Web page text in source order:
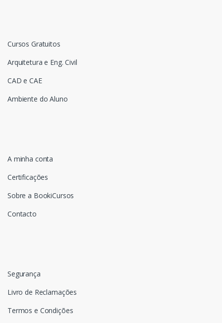
Cursos Gratuitos
Arquitetura e Eng. Civil
CAD e CAE
Ambiente do Aluno
A minha conta
Certificações
Sobre a BookiCursos
Contacto
Segurança
Livro de Reclamações
Termos e Condições